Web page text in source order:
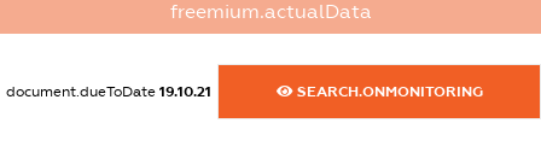
dossier.commercial_info.website
freemium.actualData
document.dueToDate 19.10.21 SEARCH.ONMONITORING